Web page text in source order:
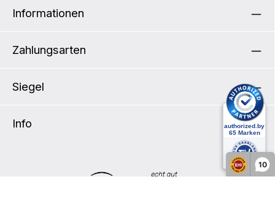
10
Informationen
Zahlungsarten
Siegel
Info